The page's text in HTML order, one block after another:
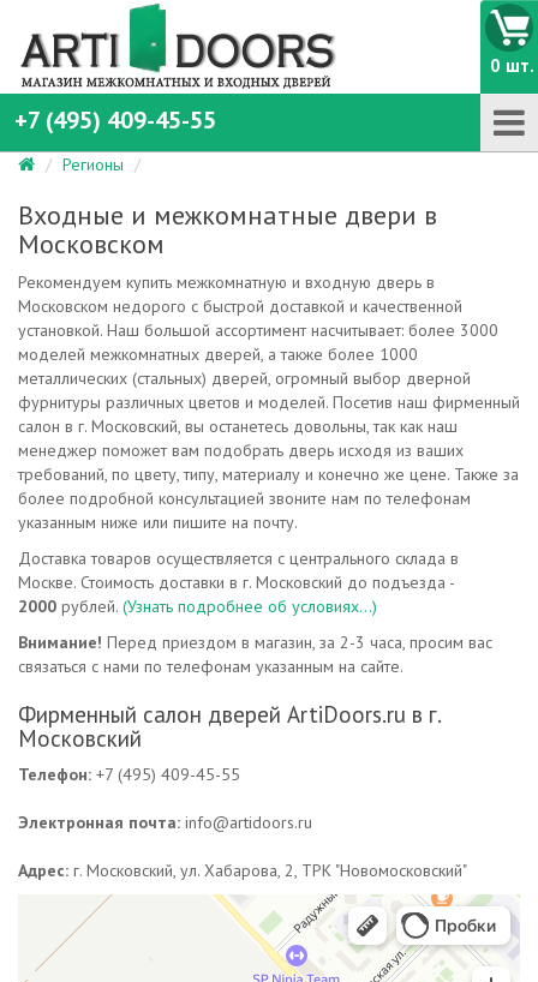
+7 (495) 409-45-55
0 шт.
Регионы
Входные и межкомнатные двери в
Московском
Рекомендуем купить межкомнатную и входную дверь в
Московском недорого с быстрой доставкой и качественной
установкой. Наш большой ассортимент насчитывает: более 3000
моделей межкомнатных дверей, а также более 1000
металлических (стальных) дверей, огромный выбор дверной
фурнитуры различных цветов и моделей. Посетив наш фирменный
салон в г. Московский, вы останетесь довольны, так как наш
менеджер поможет вам подобрать дверь исходя из ваших
требований, по цвету, типу, материалу и конечно же цене. Также за
более подробной консультацией звоните нам по телефонам
указанным ниже или пишите на почту.
Доставка товаров осуществляется с центрального склада в
Москве. Стоимость доставки в г. Московский до подъезда -
2000 рублей. (Узнать подробнее об условиях...)
Внимание! Перед приездом в магазин, за 2-3 часа, просим вас
связаться с нами по телефонам указанным на сайте.
Фирменный салон дверей ArtiDoors.ru в г.
Московский
Телефон: +7 (495) 409-45-55
Электронная почта: info@artidoors.ru
Адрес: г. Московский, ул. Хабарова, 2, ТРК "Новомосковский"